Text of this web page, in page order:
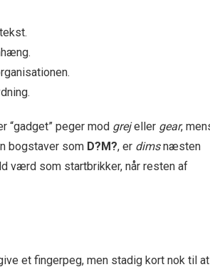
“gadget” peger mod grejeller gear,
bogstaver som D?M?, er dimsnæsten
værd som startbrikker, når resten af
et fingerpeg, men stadig kort nok til at